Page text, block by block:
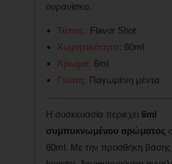
ουρανίσκο.
Τύπος: Flavor Shot
Χωρητικότητα: 60ml
Άρωμα: 6ml
Γεύση: Παγωμένη μέντα
Η συσκευασία περιέχει 6ml
συμπυκνωμένου αρώματος
60ml. Με την προσθήκη βάσης